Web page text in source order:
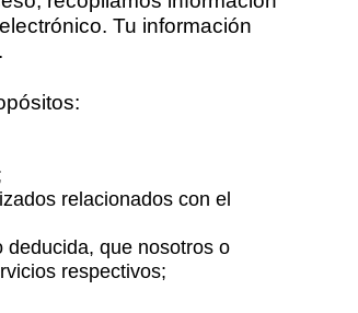
Tu información
relacionados con el
que nosotros o
respectivos;